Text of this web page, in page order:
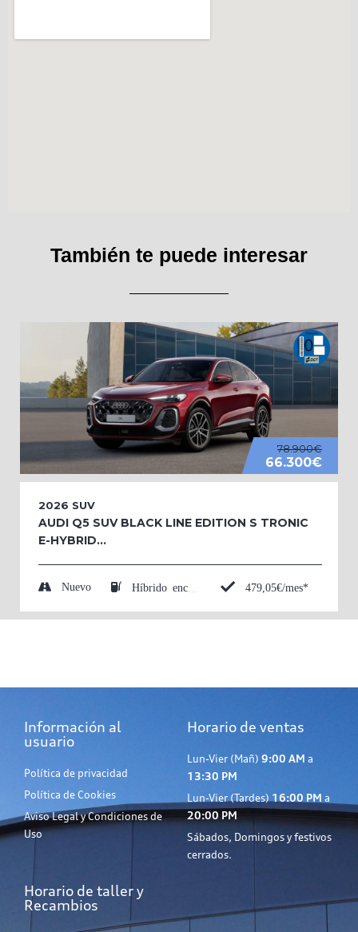
También te puede interesar
78.900€
66.300€
2026 SUV
AUDI Q5 SUV BLACK LINE EDITION S TRONIC
E-HYBRID...
Nuevo 479,05€/mes*
Información al
usuario
Política de privacidad
Política de Cookies
Aviso Legal y Condiciones de
Uso
Horario de ventas
Lun-Vier (Mañ) 9:00 AM a
13:30 PM
Lun-Vier (Tardes)16:00 PM a
20:00 PM
Sábados, Domingos y festivos
cerrados.
Horario de taller y
Recambios